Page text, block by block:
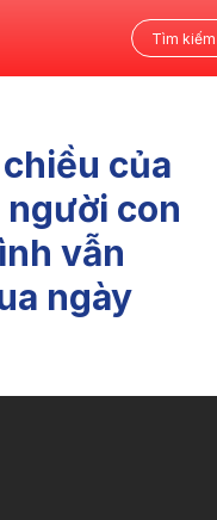
của
người con
vẫn
ngày